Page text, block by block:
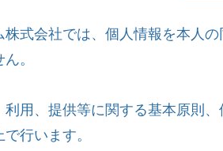
株式会社では、個人情報を本人
。
利用、提供等に関する基本原則
行います。